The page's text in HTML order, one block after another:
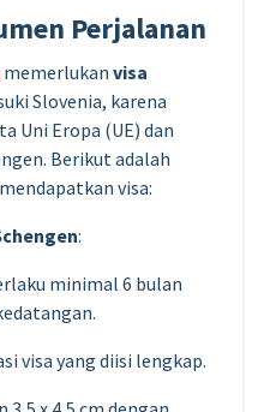
Perjalanan
memerlukan visa
Slovenia, karena
Uni Eropa (UE) dan
Berikut adalah
visa:
:
minimal 6 bulan
visa yang diisi lengkap.